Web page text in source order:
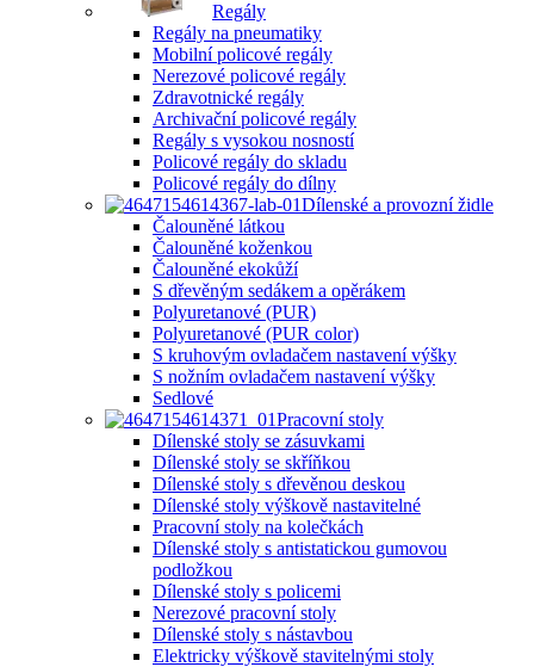
Regály
Regály na pneumatiky
Mobilní policové regály
Nerezové policové regály
Zdravotnické regály
Archivační policové regály
Regály s vysokou nosností
Policové regály do skladu
Policové regály do dílny
Dílenské a provozní židle
Čalouněné látkou
Čalouněné koženkou
Čalouněné ekokůží
S dřevěným sedákem a opěrákem
Polyuretanové (PUR)
Polyuretanové (PUR color)
S kruhovým ovladačem nastavení výšky
S nožním ovladačem nastavení výšky
Sedlové
Pracovní stoly
Dílenské stoly se zásuvkami
Dílenské stoly se skříňkou
Dílenské stoly s dřevěnou deskou
Dílenské stoly výškově nastavitelné
Pracovní stoly na kolečkách
Dílenské stoly s antistatickou gumovou
podložkou
Dílenské stoly s policemi
Nerezové pracovní stoly
Dílenské stoly s nástavbou
Elektricky výškově stavitelnými stoly